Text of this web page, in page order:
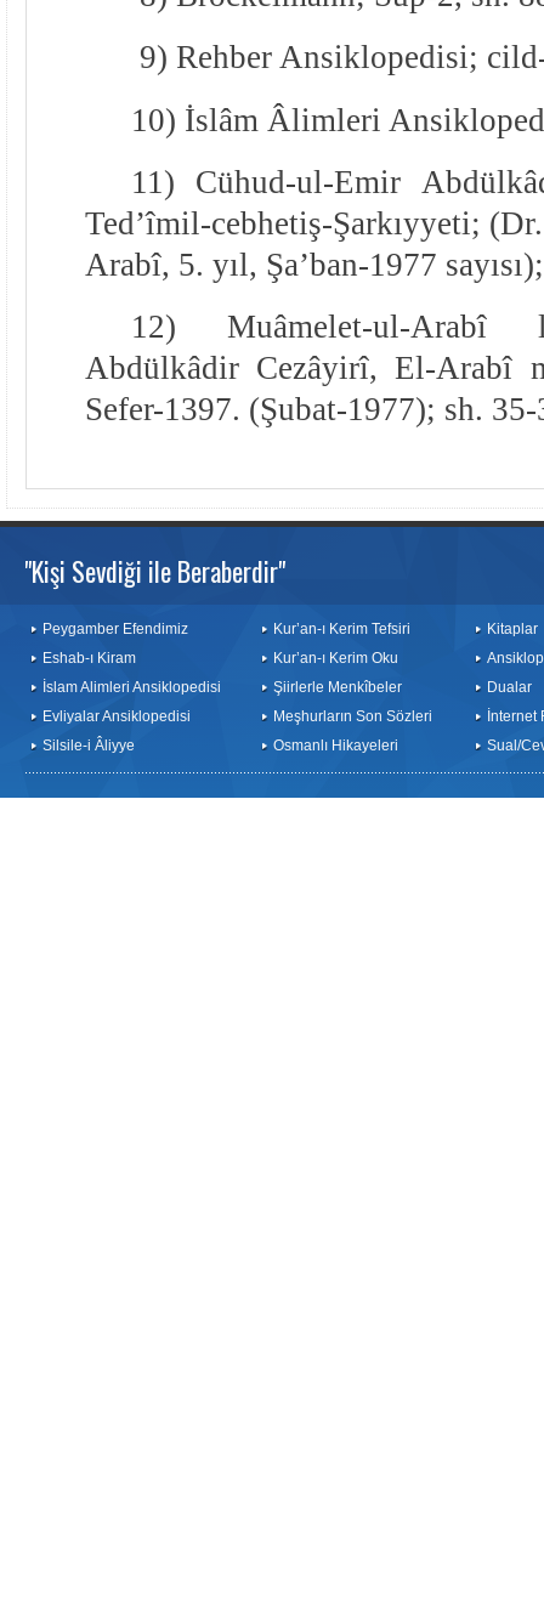
9) Rehber Ansiklopedisi;
10) İslâm Âlimleri
11) Cühud-ul-Emir
Ted’îmil-cebhetiş-Şarkıyyeti;
Arabî, 5. yıl, Şa’ban-1977
12) Muâmelet-ul-Arabî
Abdülkâdir Cezâyirî, El-Arabî
Sefer-1397. (Şubat-1977); sh. 35-
"Kişi Sevdiği ile Beraberdir"
Peygamber Efendimiz
Eshab-ı Kiram
İslam Alimleri Ansiklopedisi
Evliyalar Ansiklopedisi
Silsile-i Âliyye
Kur’an-ı Kerim Tefsiri
Kur’an-ı Kerim Oku
Şiirlerle Menkîbeler
Meşhurların Son Sözleri
Osmanlı Hikayeleri
Kitaplar
Dualar
İnternet
Sual/